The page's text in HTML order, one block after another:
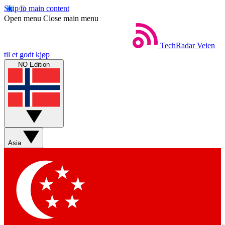
Skip to main content
Open menu Close main menu
TechRadar Veien
til et godt kjøp
NO Edition
Asia